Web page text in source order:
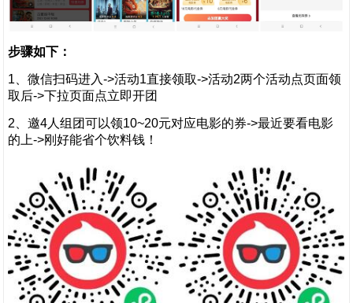
步骤如下：
1、微信扫码进入->活动1直接领取->活动2两个活动点页面领
取后->下拉页面点立即开团
2、邀4人组团可以领10~20元对应电影的券->最近要看电影
的上->刚好能省个饮料钱！